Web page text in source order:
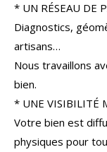
* UN RÉSEAU DE
Diagnostics,
artisans…
Nous travaillons
bien.
* UNE VISIBILITÉ
Votre bien est
physiques pour